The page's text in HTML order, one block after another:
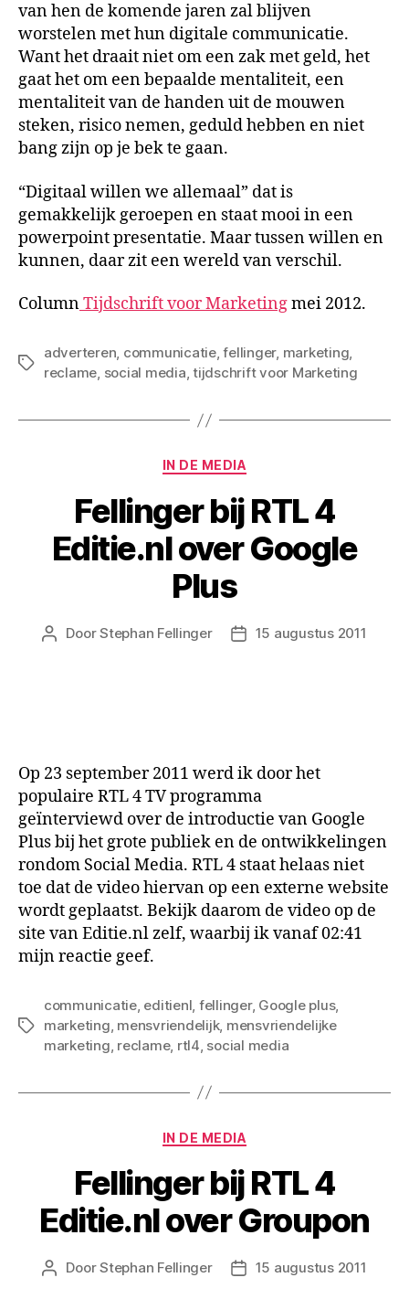
van hen de komende jaren zal blijven
worstelen met hun digitale communicatie.
Want het draait niet om een zak met geld, het
gaat het om een bepaalde mentaliteit, een
mentaliteit van de handen uit de mouwen
steken, risico nemen, geduld hebben en niet
bang zijn op je bek te gaan.
“Digitaal willen we allemaal” dat is
gemakkelijk geroepen en staat mooi in een
powerpoint presentatie. Maar tussen willen en
kunnen, daar zit een wereld van verschil.
ColumnTijdschrift voor Marketingmei 2012.
Tags
adverteren, communicatie,fellinger, marketing,
reclame, social media,tijdschrift voor Marketing
Categorieën
IN DE MEDIA
Fellinger bij RTL 4
Editie.nl over Google
Plus
Berichtauteur
DoorStephan Fellinger Berichtdatum
15 augustus 2011
Op 23 september 2011 werd ik door het
populaire RTL 4 TV programma
geïnterviewd over de introductie van Google
Plus bij het grote publiek en de ontwikkelingen
rondom Social Media. RTL 4 staat helaas niet
toe dat de video hiervan op een externe website
wordt geplaatst. Bekijk daarom de video op de
site van Editie.nl zelf, waarbij ik vanaf 02:41
mijn reactie geef.
Tags
communicatie, editienl fellinger, Google plus,
marketing mensvriendelijk, mensvriendelijke
marketing reclame, rtl4 social media
Categorieën
IN DE MEDIA
Fellinger bij RTL 4
Editie.nl over Groupon
Berichtauteur
DoorStephan Fellinger Berichtdatum
15 augustus 2011